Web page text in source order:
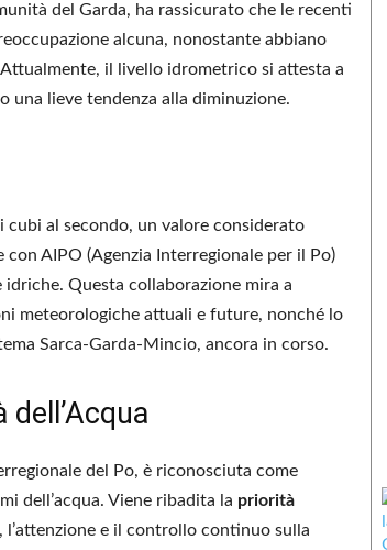
del Garda, ha rassicurato che le recenti
alcuna, nonostante abbiano
il livello idrometrico si attesta a
una lieve tendenza alla diminuzione.
cubi al secondo, un valore considerato
AIPO (Agenzia Interregionale per il Po)
Questa collaborazione mira a
meteorologiche attuali e future, nonché lo
Sarca-Garda-Mincio, ancora in corso.
del Po, è riconosciuta come
dell’acqua. Viene ribadita la priorità
l’attenzione e il controllo continuo sulla